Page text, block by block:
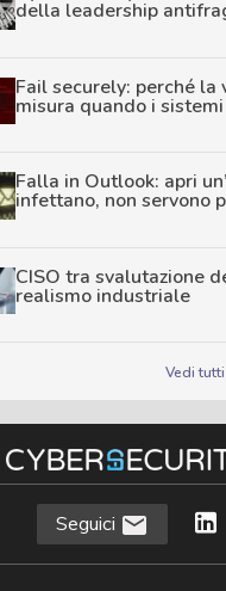
della leadership
Fail securely: perché la
misura quando i
Falla in Outlook: apri
infettano, non servono
CISO tra svalutazione
realismo industriale
Vedi
Seguici